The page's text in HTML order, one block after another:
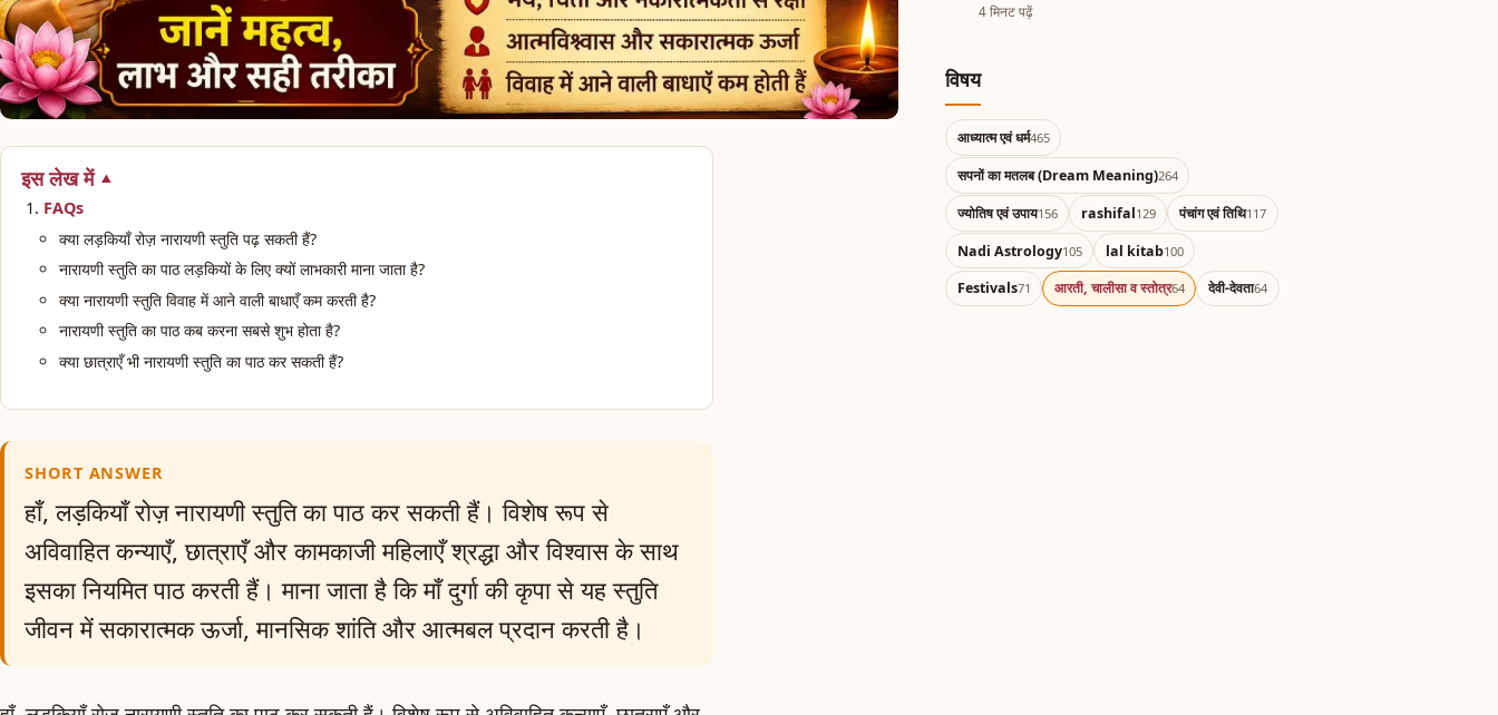
इस लेख में
FAQs
क्या लड़कियाँ रोज़ नारायणी स्तुति पढ़ सकती हैं?
नारायणी स्तुति का पाठ लड़कियों के लिए क्यों लाभकारी माना जाता है?
क्या नारायणी स्तुति विवाह में आने वाली बाधाएँ कम करती है?
नारायणी स्तुति का पाठ कब करना सबसे शुभ होता है?
क्या छात्राएँ भी नारायणी स्तुति का पाठ कर सकती हैं?
SHORT ANSWER
हाँ, लड़कियाँ रोज़ नारायणी स्तुति का पाठ कर सकती हैं। विशेष रूप से
अविवाहित कन्याएँ, छात्राएँ और कामकाजी महिलाएँ श्रद्धा और विश्वास के साथ
इसका नियमित पाठ करती हैं। माना जाता है कि माँ दुर्गा की कृपा से यह स्तुति
जीवन में सकारात्मक ऊर्जा, मानसिक शांति और आत्मबल प्रदान करती है।
4 मिनट पढ़ें
विषय
आध्यात्म एवं धर्म465
सपनों का मतलब (Dream Meaning)264
ज्योतिष एवं उपाय156 rashifal129 पंचांग एवं तिथि117
Nadi Astrology105 lal kitab100
Festivals71 आरती, चालीसा व स्तोत्र64 देवी-देवता64